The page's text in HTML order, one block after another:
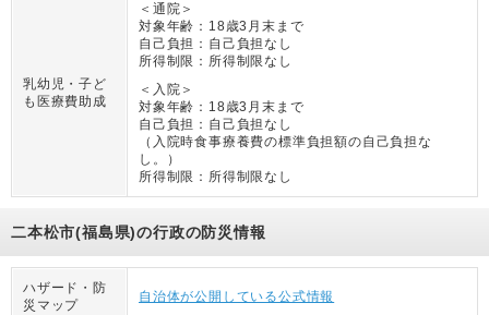
乳幼児・子ど
も医療費助成
＜通院＞
対象年齢： 18歳3月末まで
自己負担： 自己負担なし
所得制限： 所得制限なし
＜入院＞
対象年齢： 18歳3月末まで
自己負担： 自己負担なし
（ 入院時食事療養費の標準負担額の自己負担な
し。
）
所得制限： 所得制限なし
二本松市(福島県)の行政の防災情報
ハザード・防
災マップ
自治体が公開している公式情報